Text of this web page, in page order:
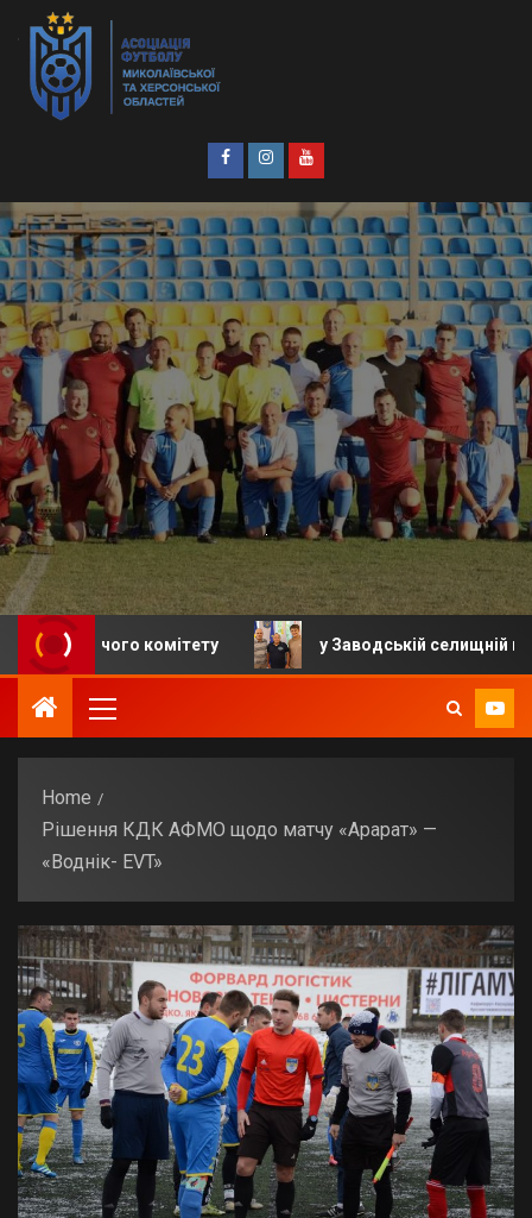
комітету у Заводській селищній громаді
Home
Рішення КДК АФМО щодо матчу «Арарат» —
«Воднік- EVT»